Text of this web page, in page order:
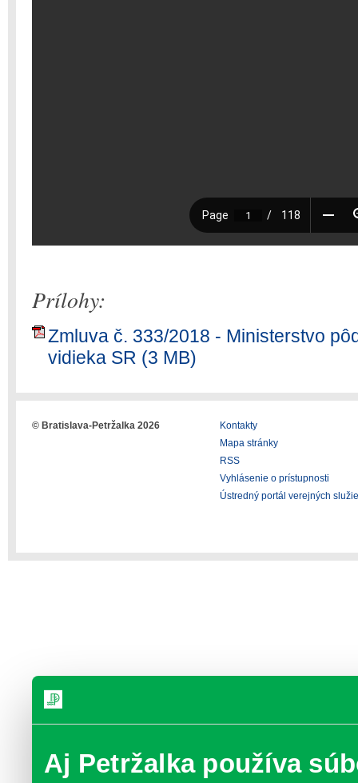
Aj Petržalka používa
Prílohy:
Zmluva č. 333/2018 - Ministerstvo
vidieka SR (3 MB)
© Bratislava-Petržalka 2026
Kontakty
Mapa stránky
RSS
Vyhlásenie o prístupnosti
Ústredný portál verejných